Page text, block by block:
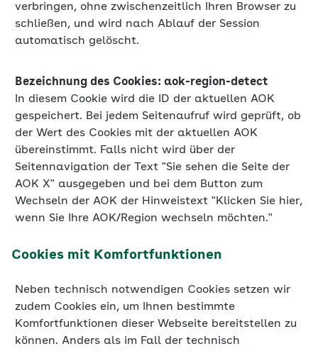
verbringen, ohne zwischenzeitlich Ihren Browser zu
schließen, und wird nach Ablauf der Session
automatisch gelöscht.
Bezeichnung des Cookies: aok-region-detect
In diesem Cookie wird die ID der aktuellen AOK
gespeichert. Bei jedem Seitenaufruf wird geprüft, ob
der Wert des Cookies mit der aktuellen AOK
übereinstimmt. Falls nicht wird über der
Seitennavigation der Text "Sie sehen die Seite der
AOK X" ausgegeben und bei dem Button zum
Wechseln der AOK der Hinweistext "Klicken Sie hier,
wenn Sie Ihre AOK/Region wechseln möchten."
Cookies mit Komfortfunktionen
Neben technisch notwendigen Cookies setzen wir
zudem Cookies ein, um Ihnen bestimmte
Komfortfunktionen dieser Webseite bereitstellen zu
können. Anders als im Fall der technisch